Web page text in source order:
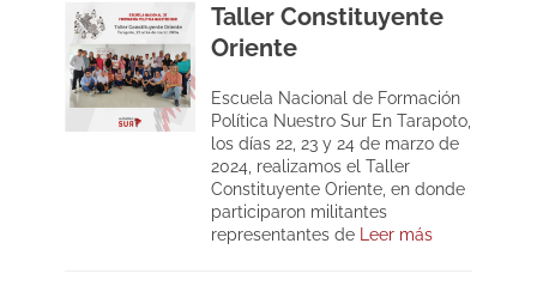
Taller Constituyente
Oriente
Escuela Nacional de Formación
Política Nuestro Sur En Tarapoto,
los días 22, 23 y 24 de marzo de
2024, realizamos el Taller
Constituyente Oriente, en donde
participaron militantes
representantes de
Leer más